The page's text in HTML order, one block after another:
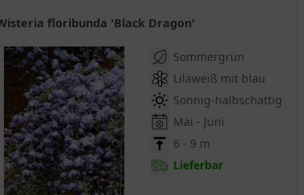
Wisteria floribunda 'Black Dragon'
Sommergrün
Lilaweiß mit blau
Sonnig-halbschattig
Mai - Juni
6 - 9 m
Lieferbar